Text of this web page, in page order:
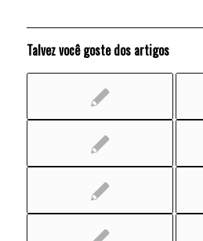
Talvez você goste dos artigos